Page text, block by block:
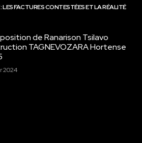
LES FACTURES CONTESTÉES ET LA RÉALITÉ
de Ranarison Tsilavo
TAGNEVOZARA Hortense
2024